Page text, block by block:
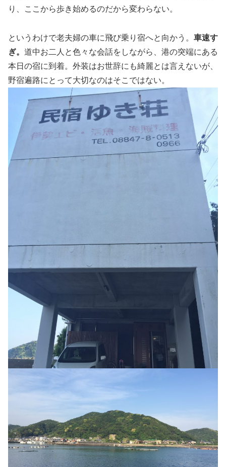
り、ここから歩き始めるのだから変わらない。
というわけで老夫婦の車に飛び乗り宿へと向かう。 車速す
ぎ。 道中お二人と色々な会話をしながら、港の突端にある
本日の宿に到着。外装はお世辞にも綺麗とは言えないが、
野宿遍路にとって大切なのはそこではない。